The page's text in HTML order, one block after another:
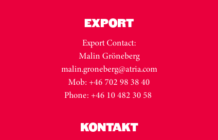
EXPORT
Export Contact:
Malin Gröneberg
malin.groneberg@atria.com
Mob: +46 702 98 38 40
Phone: +46 10 482 30 58
KONTAKT